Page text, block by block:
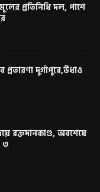
প্রতিনিধি দল, পাশে
দুর্গাপুরে,উধাও
রক্তদানকাণ্ড, অবশেষে
৩